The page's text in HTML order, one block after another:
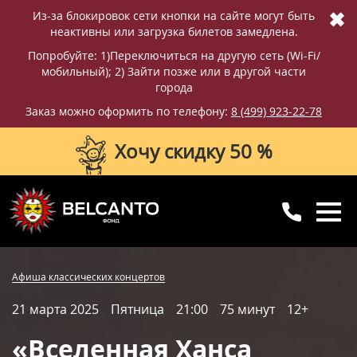
Из-за блокировок сети кнопки на сайте могут быть
неактивны или загрузка билетов замедлена.
Попробуйте: 1)Переключиться на другую сеть (Wi-Fi/
мобильный); 2) Зайти позже или в другой части
города
Заказ можно оформить по телефону: 8 (499) 923-22-78
✖
Хочу скидку 50 %
с 10:00 до 20:00
Вопросы и ответы Схема зала
Афиша классических концертов
21 марта 2025 Пятница 21:00 75 минут 12+
«Вселенная Ханса